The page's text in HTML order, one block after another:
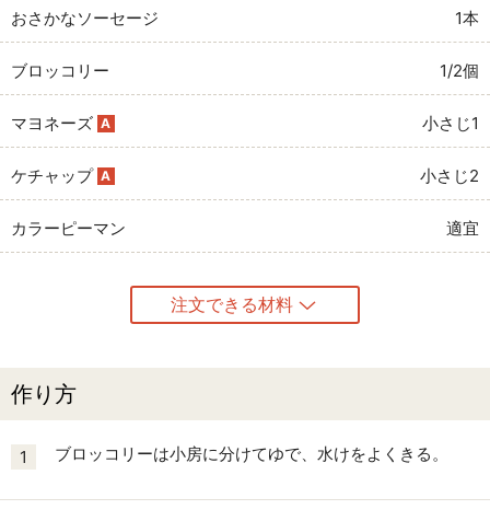
おさかなソーセージ
1本
ブロッコリー 1/2個
マヨネーズ A 小さじ1
ケチャップ A 小さじ2
カラーピーマン 適宜
注文できる材料
作り方
1 ブロッコリーは小房に分けてゆで、水けをよくきる。